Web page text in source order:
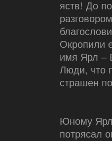
яств! До
Окропили
имя Ярл –
Люди, что
страшен
Юному
потрясал